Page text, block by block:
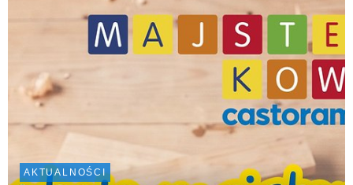
AKTUALNOŚCI